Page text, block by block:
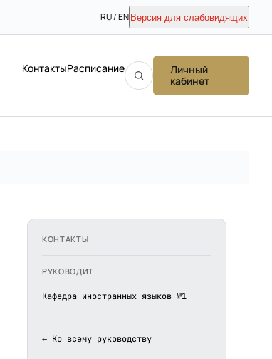
RU / EN Версия для слабовидящих
КонтактыРасписание
Личный
кабинет
КОНТАКТЫ
РУКОВОДИТ
Кафедра иностранных языков №1
← Ко всему руководству